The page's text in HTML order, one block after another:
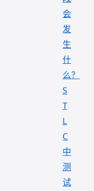
会
发
生
什
么？
S
T
L
C
中
测
试